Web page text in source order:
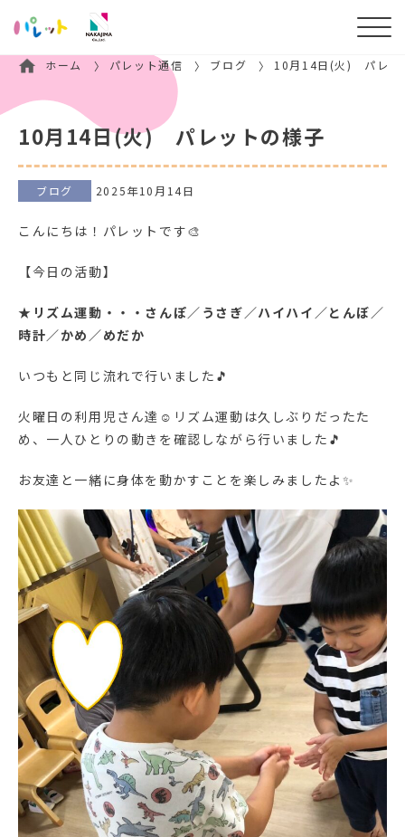
ホーム パレット通信 ブログ 10月14日(火) パレッ
10月14日(火) パレットの様子
ブログ 2025年10月14日
こんにちは！パレットです🎨
【今日の活動】
★ リズム運動・・・さんぽ／うさぎ／ハイハイ／とんぼ／
時計／かめ／めだか
いつもと同じ流れで行いました🎵
火曜日の利用児さん達☺リズム運動は久しぶりだったた
め、一人ひとりの動きを確認しながら行いました🎵
お友達と一緒に身体を動かすことを楽しみましたよ✨